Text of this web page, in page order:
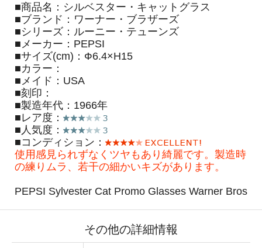
■商品名：シルベスター・キャットグラス
■ブランド：ワーナー・ブラザーズ
■シリーズ：ルーニー・テューンズ
■メーカー：PEPSI
■サイズ(cm)：Ф6.4×H15
■カラー：
■メイド：USA
■刻印：
■製造年代：1966年
■レア度：
■人気度：
■コンディション：
使用感見られずなくツヤもあり綺麗です。製造時
の練りムラ、若干の細かいキズがあります。
PEPSI Sylvester Cat Promo Glasses Warner Bros
その他の詳細情報